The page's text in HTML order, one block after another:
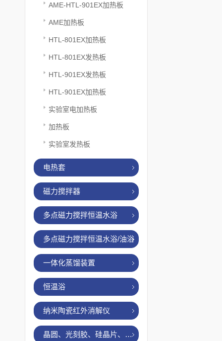
AME-HTL-901EX加热板
AME加热板
HTL-801EX加热板
HTL-801EX发热板
HTL-901EX发热板
HTL-901EX加热板
实验室电加热板
加热板
实验室发热板
电热套
磁力搅拌器
多点磁力搅拌恒温水浴
多点磁力搅拌恒温水浴/油浴
一体化蒸馏装置
恒温浴
纳米陶瓷红外消解仪
晶圆、光刻胶、硅晶片、烤胶机